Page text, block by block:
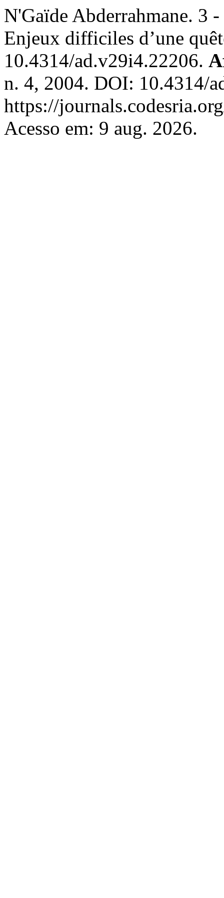
N'Gaïde Abderrahmane. 3
Enjeux difficiles d’une
10.4314/ad.v29i4.22206.
n. 4, 2004. DOI: 10.4314/
https://
Acesso em: 9 aug. 2026.